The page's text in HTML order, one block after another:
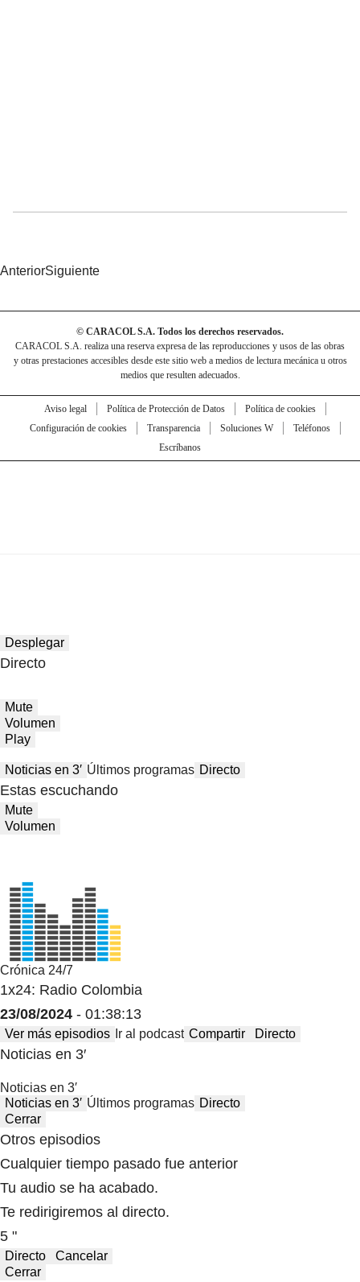
AnteriorSiguiente
© CARACOL S.A. Todos los derechos reservados.
CARACOL S.A. realiza una reserva expresa de las reproducciones y usos de las obras
y otras prestaciones accesibles desde este sitio web a medios de lectura mecánica u otros
medios que resulten adecuados.
Aviso legal Política de Protección de Datos
Política de cookies
Configuración de cookies
Transparencia Soluciones W
Teléfonos
Escríbanos
Desplegar
Directo
Mute
Volumen
Play
Noticias en 3′ Últimos programas Directo
Estas escuchando
Mute
Volumen
Crónica 24/7
1x24: Radio Colombia
23/08/2024 - 01:38:13
Ver más episodios Ir al podcast Compartir Directo
Noticias en 3′
Noticias en 3′
Noticias en 3′ Últimos programas Directo
Cerrar
Otros episodios
Cualquier tiempo pasado fue anterior
Tu audio se ha acabado.
Te redirigiremos al directo.
5 "
Directo
Cancelar
Cerrar